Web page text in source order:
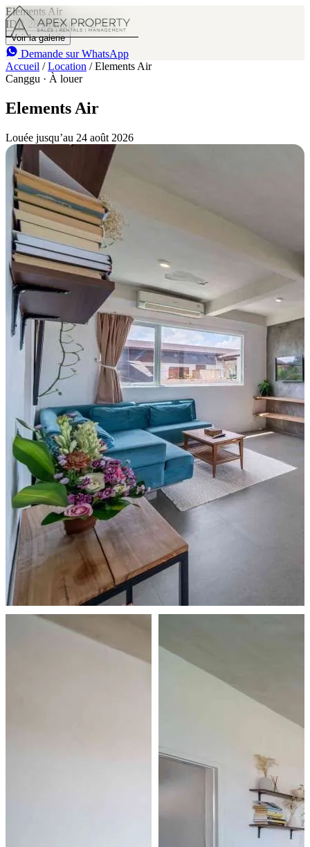
Elements Air
IDR 28 M/mois 2 1
Voir la galerie
Demande sur WhatsApp
Accueil / Location / Elements Air
Canggu · À louer
Elements Air
Louée jusqu’au 24 août 2026